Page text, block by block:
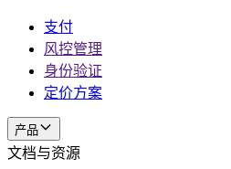
支付
风控管理
身份验证
定价方案
产品
文档与资源